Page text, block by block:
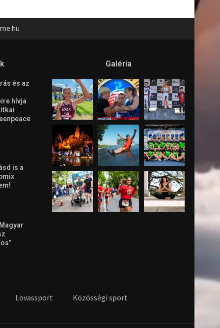
és az
hívja
is a
Galéria
Lovassport Közösségi sport